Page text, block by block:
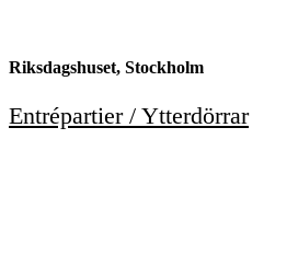
Riksdagshuset, Stockholm
Entrépartier / Ytterdörrar